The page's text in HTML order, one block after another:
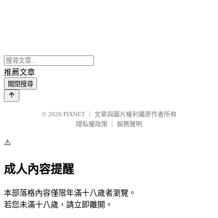
推薦文章
關閉搜尋
© 2026 PIXNET
文章與圖片權利屬原作者所有
隱私權政策
服務聲明
⚠️
成人內容提醒
本部落格內容僅限年滿十八歲者瀏覽。
若您未滿十八歲，請立即離開。